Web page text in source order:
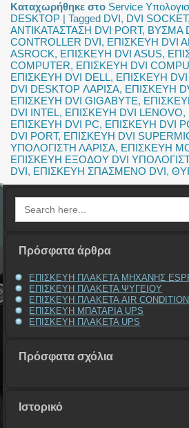
Καταχωρήθηκε στο Service
DESKTOP |Tagged DVI, DVI SOCKET
ΑΝΤΙΚΑΤΑΣΤΑΣΗ DVI PORT, ΒΥΣΜΑ
CONTROLLER DVI, ΕΠΙΣΚΕΥΗ DVI
ASROCK, ΕΠΙΣΚΕΥΗ DVI ASUS,
COMPUTER, ΕΠΙΣΚΕΥΗ DVI
ΕΠΙΣΚΕΥΗ DVI DELL, ΕΠΙΣΚΕΥΗ DVI
DVI DESKTOP ΛΑΡΙΣΑ, ΕΠΙΣΚΕΥΗ
ΕΠΙΣΚΕΥΗ DVI GIGABYTE,
DVI INTEL, ΕΠΙΣΚΕΥΗ DVI LENOVO,
ΕΠΙΣΚΕΥΗ DVI PC, ΕΠΙΣΚΕΥΗ DVI
DVI PORT, ΕΠΙΣΚΕΥΗ DVI
ΥΠΟΛΟΓΙΣΤΗ ΛΑΡΙΣΑ, ΕΠΙΣΚΕΥΗ
ΕΠΙΣΚΕΥΗ ΕΞΟΔΟΥ DVI
DVI, ΕΠΙΣΚΕΥΗ ΣΠΑΣΜΕΝΟ DVI,
Search
for:
Πρόσφατα άρθρα
ΕΠΙΣΚΕΥΗ ΠΛΑΚΕΤΑ ΜΗΧΑΝΗΣ
ΕΠΙΣΚΕΥΗ ΠΛΑΚΕΤΑ ΨΥΓΕΙΟΥ
ΕΠΙΣΚΕΥΗ ΠΛΑΚΕΤΑ AIR CONDITION
ΕΠΙΣΚΕΥΗ ΜΠΑΤΑΡΙΑ UPS
ΕΠΙΣΚΕΥΗ ΠΛΑΚΕΤΑ UPS
Πρόσφατα σχόλια
Ιστορικό